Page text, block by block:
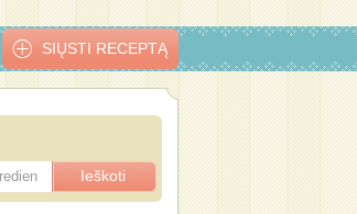
SIŲSTI RECEPTĄ